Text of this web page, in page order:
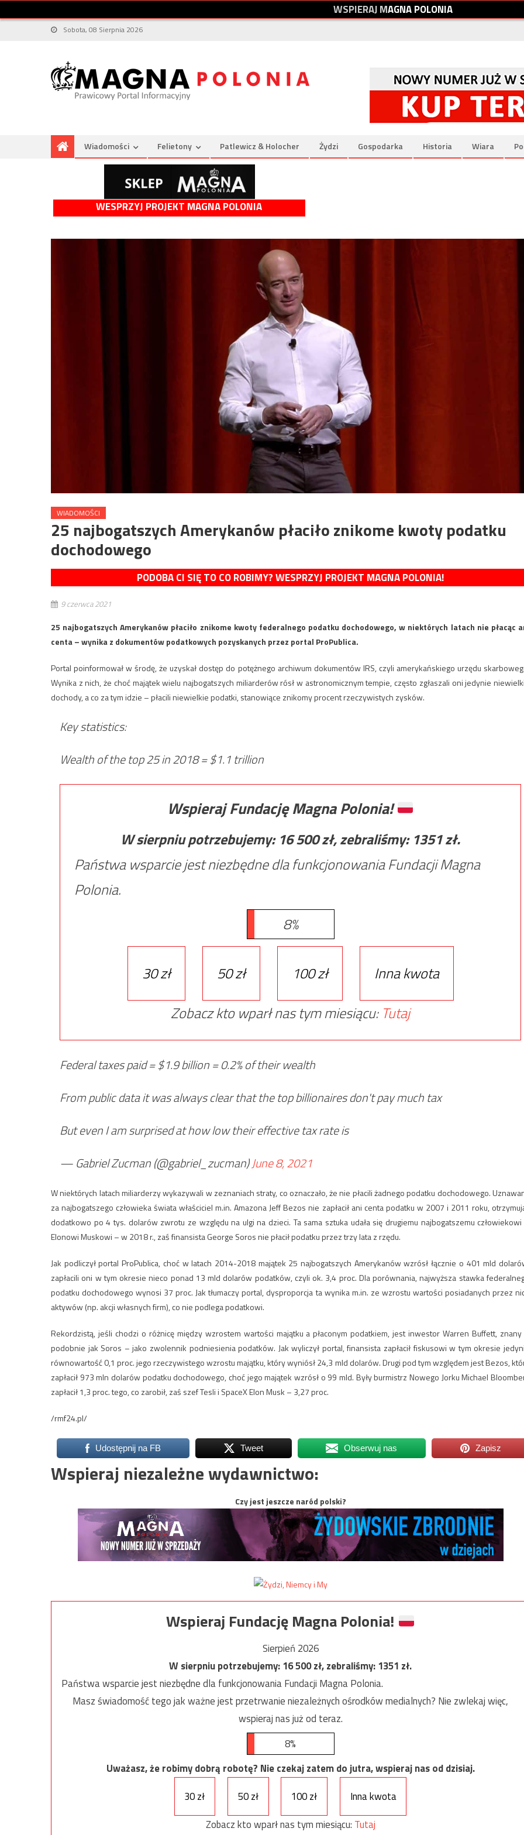
WSPIERAJMAGNAPOLONIA
Sobota, 08 Sierpnia 2026
Wiadomości Felietony Patlewicz & Holocher Żydzi Gospodarka Historia Wiara
WESPRZYJ PROJEKT MAGNA POLONIA
WIADOMOŚCI
25 najbogatszych Amerykanów płaciło znikome kwoty podatku
dochodowego
PODOBA CI SIĘ TO CO ROBIMY? WESPRZYJ PROJEKT MAGNA POLONIA!
9 czerwca 2021
25 najbogatszych Amerykanów płaciło znikome kwoty federalnego podatku dochodowego, w niektórych latach nie płacąc
centa – wynika z dokumentów podatkowych pozyskanych przez portal ProPublica.
Portal poinformował w środę, że uzyskał dostęp do potężnego archiwum dokumentów IRS, czyli amerykańskiego urzędu
Wynika z nich, że choć majątek wielu najbogatszych miliarderów rósł w astronomicznym tempie, często zgłaszali oni jedynie
dochody, a co za tym idzie – płacili niewielkie podatki, stanowiące znikomy procent rzeczywistych zysków.
Key statistics:
Wealth of the top 25 in 2018 = $1.1 trillion
Wspieraj Fundację Magna Polonia!
W sierpniu potrzebujemy: 16 500zł, zebraliśmy: 1351zł.
Państwa wsparcie jest niezbędne dla funkcjonowania Fundacji Magna
Polonia.
8%
30 zł 50 zł 100 zł
Inna kwota
Zobacz kto wparł nas tym miesiącu: Tutaj
Federal taxes paid = $1.9 billion = 0.2% of their wealth
From public data it was always clear that the top billionaires don't pay much tax
But even I am surprised at how low their effective tax rate is
— Gabriel Zucman (@gabriel_zucman)June 8, 2021
W niektórych latach miliarderzy wykazywali w zeznaniach straty, co oznaczało, że nie płacili żadnego podatku dochodowego.
za najbogatszego człowieka świata właściciel m.in. Amazona Jeff Bezos nie zapłacił ani centa podatku w 2007 i 2011 roku,
dodatkowo po 4 tys. dolarów zwrotu ze względu na ulgi na dzieci. Ta sama sztuka udała się drugiemu najbogatszemu
Elonowi Muskowi – w 2018 r., zaś finansista George Soros nie płacił podatku przez trzy lata z rzędu.
Jak podliczył portal ProPublica, choć w latach 2014-2018 majątek 25 najbogatszych Amerykanów wzrósł łącznie o 401 mld
zapłacili oni w tym okresie nieco ponad 13 mld dolarów podatków, czyli ok. 3,4 proc. Dla porównania, najwyższa stawka
podatku dochodowego wynosi 37 proc. Jak tłumaczy portal, dysproporcja ta wynika m.in. ze wzrostu wartości posiadanych przez
aktywów (np. akcji własnych firm), co nie podlega podatkowi.
Rekordzistą, jeśli chodzi o różnicę między wzrostem wartości majątku a płaconym podatkiem, jest inwestor Warren Buffett,
podobnie jak Soros – jako zwolennik podniesienia podatków. Jak wyliczył portal, finansista zapłacił fiskusowi w tym okresie
równowartość 0,1 proc. jego rzeczywistego wzrostu majątku, który wyniósł 24,3 mld dolarów. Drugi pod tym względem jest Bezos,
zapłacił 973 mln dolarów podatku dochodowego, choć jego majątek wzrósł o 99 mld. Były burmistrz Nowego Jorku Michael
zapłacił 1,3 proc. tego, co zarobił, zaś szef Tesli i SpaceX Elon Musk – 3,27 proc.
/rmf24.pl/
Udostępnij na FB Tweet Obserwuj nas Zapisz
Wspieraj niezależne wydawnictwo:
Czy jest jeszcze naród polski?
Wspieraj Fundację Magna Polonia!
Sierpień 2026
W sierpniu potrzebujemy:16 500zł, zebraliśmy:1351 zł.
Państwa wsparcie jest niezbędne dla funkcjonowania Fundacji Magna Polonia.
Masz świadomość tego jak ważne jest przetrwanie niezależnych ośrodków medialnych? Nie zwlekaj więc,
wspieraj nas już od teraz.
8%
Uważasz, że robimy dobrą robotę? Nie czekaj zatem do jutra, wspieraj nas od dzisiaj.
30 zł
50 zł 100 zł
Inna kwota
Zobacz kto wparł nas tym miesiącu: Tutaj